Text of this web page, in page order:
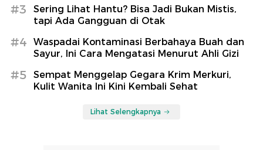
#3
Sering Lihat Hantu? Bisa Jadi Bukan Mistis,
tapi Ada Gangguan di Otak
#4
Waspadai Kontaminasi Berbahaya Buah dan
Sayur, Ini Cara Mengatasi Menurut Ahli Gizi
#5
Sempat Menggelap Gegara Krim Merkuri,
Kulit Wanita Ini Kini Kembali Sehat
Lihat Selengkapnya